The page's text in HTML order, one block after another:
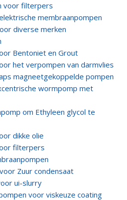
voor filterpers
membraanpompen
diverse merken
Bentoniet en Grout
het verpompen van darmvlies
magneetgekoppelde pompen
wormpomp met
om Ethyleen glycol te
dikke olie
filterpers
Zuur condensaat
ui-slurry
voor viskeuze coating